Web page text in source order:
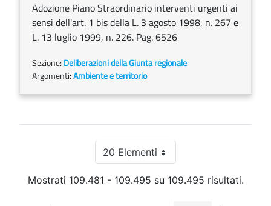
Adozione Piano Straordinario interventi urgenti ai
sensi dell'art. 1 bis della L. 3 agosto 1998, n. 267 e
L. 13 luglio 1999, n. 226. Pag. 6526
Sezione: Deliberazioni della Giunta regionale
Argomenti:Ambiente e territorio
20 ElementiPer pagina
Mostrati 109.481 - 109.495 su 109.495 risultati.